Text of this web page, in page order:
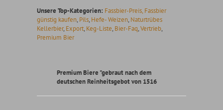
Unsere Top-Kategorien: Fassbier-Preis, Fassbier
günstig kaufen Pils Hefe- Weizen Naturtrübes
Kellerbier, Export Keg-Liste Bier-Faq Vertrieb
Premium Bier
Premium Biere "gebraut nach dem
deutschen Reinheitsgebot von 1516